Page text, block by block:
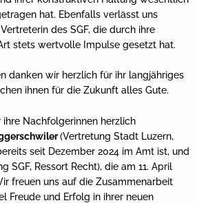
hat. Ebenfalls verlässt uns
des SGF, die durch ihre
stets wertvolle Impulse gesetzt hat.
danken wir herzlich für ihr langjähriges
ihnen für die Zukunft alles Gute.
Nachfolgerinnen herzlich
(Vertretung Stadt Luzern,
seit Dezember 2024 im Amt ist, und
SGF, Ressort Recht), die am 11. April
freuen uns auf die Zusammenarbeit
Freude und Erfolg in ihrer neuen